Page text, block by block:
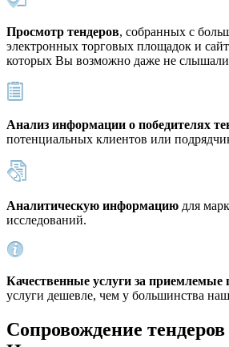
Просмотр тендеров, собранных с
электронных торговых площадок и
которых Вы возможно даже не
Анализ информации о победителях
потенциальных клиентов или
Аналитическую информацию для
исследований.
Качественные услуги за приемлемые
услуги дешевле, чем у большинства
Сопровождение